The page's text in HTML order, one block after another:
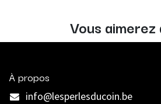
Vous aimerez
À propos
info@lesperlesducoin.be​